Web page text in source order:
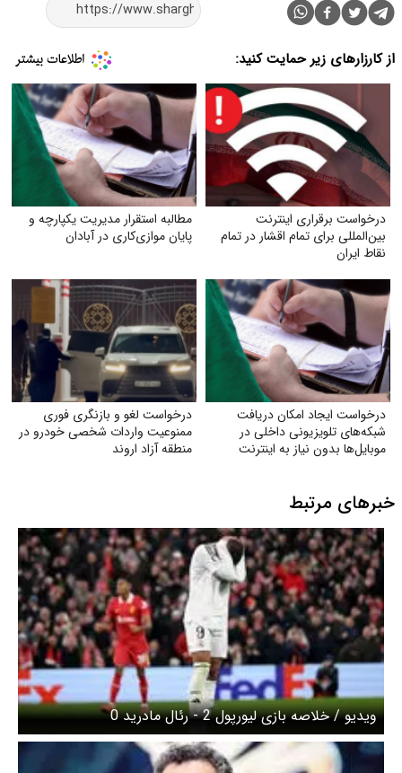
از کارزارهای زیر حمایت کنید:
درخواست برقراری اینترنت
بین‌المللی برای تمام اقشار در تمام
نقاط ایران
مطالبه استقرار مدیریت یکپارچه و
پایان موازی‌کاری در آبادان
درخواست ایجاد امکان دریافت
شبکه‌های تلویزیونی داخلی در
موبایل‌ها بدون نیاز به اینترنت
درخواست لغو و بازنگری فوری
ممنوعیت واردات شخصی خودرو در
منطقه آزاد اروند
خبرهای مرتبط
ویدیو / خلاصه بازی لیورپول 2 - رئال مادرید 0